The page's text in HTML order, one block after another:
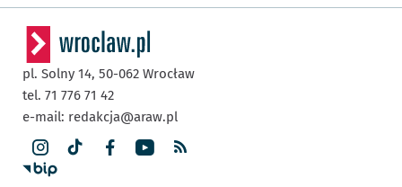
pl. Solny 14, 50-062 Wrocław
tel. 71 776 71 42
e-mail: redakcja@araw.pl